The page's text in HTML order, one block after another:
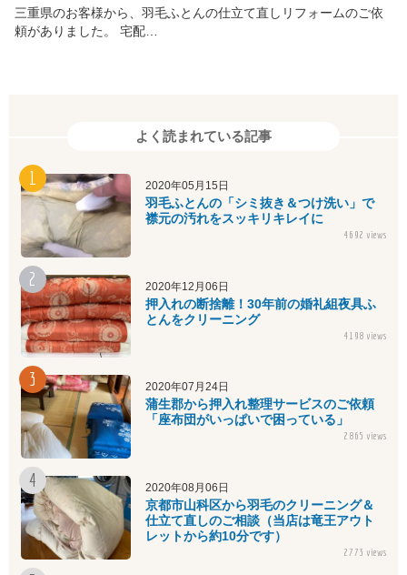
三重県のお客様から、羽毛ふとんの仕立て直しリフォームのご依
頼がありました。 宅配…
よく読まれている記事
2020年05月15日
羽毛ふとんの「シミ抜き＆つけ洗い」で
襟元の汚れをスッキリキレイに
4692 views
2020年12月06日
押入れの断捨離！30年前の婚礼組夜具ふ
とんをクリーニング
4198 views
2020年07月24日
蒲生郡から押入れ整理サービスのご依頼
「座布団がいっぱいで困っている」
2865 views
2020年08月06日
京都市山科区から羽毛のクリーニング＆
仕立て直しのご相談（当店は竜王アウト
レットから約10分です）
2773 views